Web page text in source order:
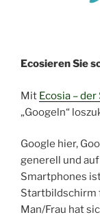
Ecosieren Sie
Mit Ecosia –
„Googeln“
Google hier,
generell und
Smartphones
Man/Frau hat